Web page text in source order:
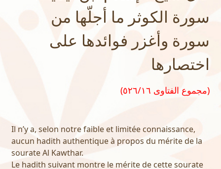
سورة الكوثر ما أجلّها من
سورة وأغزر فوائدها على
اختصارها
(مجموع الفتاوى ٥٢٦/١٦)
Il n’y a, selon notre faible et limitée connaissance,
aucun hadith authentique à propos du mérite de la
sourate Al Kawthar.
Le hadith suivant montre le mérite de cette sourate